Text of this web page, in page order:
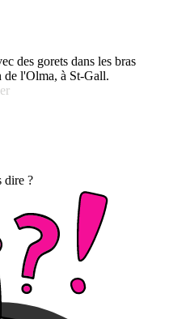
des gorets dans les bras
de l'Olma, à St-Gall.
dire ?